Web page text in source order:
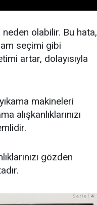
neden olabilir. Bu hata,
seçimi gibi
artar, dolayısıyla
makineleri
alışkanlıklarınızı
gözden